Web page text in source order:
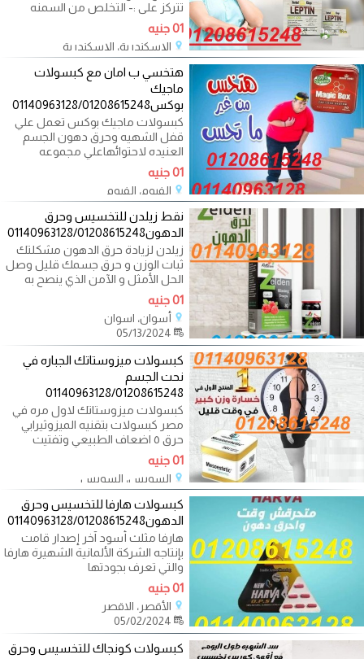
تتركز على :- التخلص من السمنه
01 جنيه
الإسكندرية، الإسكندرية
05/15/2024
هتخسي ب امان مع كبسولات
ماجيك
بوكس01140963128/01208615248
كبسولات ماجيك بوكس تعمل علي
قفل الشهيه وحرق دهون الجسم
العنيده لاحتوائهاعلي مجموعه
اعشاب طبيه
01 جنيه
الفيوم، الفيوم
05/14/2024
نقط زيلدن للتخسيس وحرق
الدهون01140963128/01208615248
زيلدن لزيادة حرق الدهون مشكلتك
ثبات الوزن و حرق جسمك قليل وصل
الحل الأمثل و الآمن الذي ينصح به
01 جنيه
أسوان، اسوان
كبسولات ميزوستاتك الجباره في
نحت الجسم
01140963128/01208615248
كبسولات ميزوستاتك لاول مره في
مصر كبسولات بتقنيه الميزوثيرابي
حرق ٥ اضعاف الطبيعي وتفتيت
دهون
01 جنيه
السويس، السويس
05/12/2024
كبسولات هارفا للتخسيس وحرق
الدهون01140963128/01208615248
هارفا مثلث أسود آخر إصدار قامت
بإنتاجه الشركة الألمانية الشهيرة هارفا
والتي تعرف بجودتها
01 جنيه
الأقصر، الاقصر
كبسولات كونجاك للتخسيس وحرق